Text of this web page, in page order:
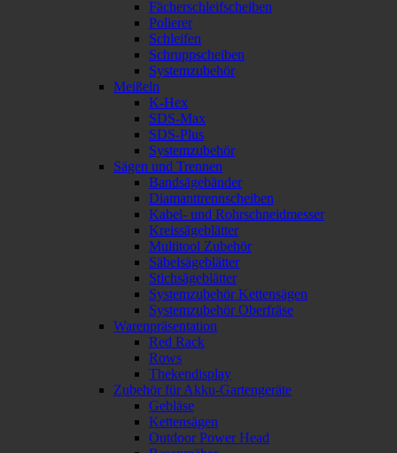
Fächerschleifscheiben
Polierer
Schleifen
Schruppscheiben
Systemzubehör
Meißeln
K-Hex
SDS-Max
SDS-Plus
Systemzubehör
Sägen und Trennen
Bandsägebänder
Diamanttrennscheiben
Kabel- und Rohrschneidmesser
Kreissägeblätter
Multitool Zubehör
Säbelsägeblätter
Stichsägeblätter
Systemzubehör Kettensägen
Systemzubehör Oberfräse
Warenpräsentation
Red Rack
Rows
Thekendisplay
Zubehör für Akku-Gartengeräte
Gebläse
Kettensägen
Outdoor Power Head